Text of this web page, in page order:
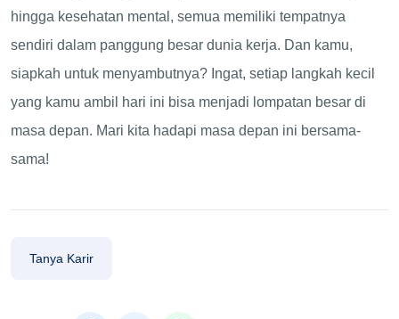
hingga kesehatan mental, semua memiliki tempatnya
sendiri dalam panggung besar dunia kerja. Dan kamu,
siapkah untuk menyambutnya? Ingat, setiap langkah kecil
yang kamu ambil hari ini bisa menjadi lompatan besar di
masa depan. Mari kita hadapi masa depan ini bersama-
sama!
Tanya Karir